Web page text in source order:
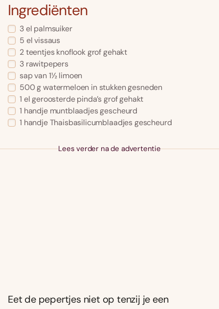
Ingrediënten
3 el palmsuiker
5 el vissaus
2 teentjes knoflook grof gehakt
3 rawitpepers
sap van 1½ limoen
500 g watermeloen in stukken gesneden
1 el geroosterde pinda’s grof gehakt
1 handje muntblaadjes gescheurd
1 handje Thaisbasilicumblaadjes gescheurd
Lees verder na de advertentie
Eet de pepertjes niet op tenzij je een